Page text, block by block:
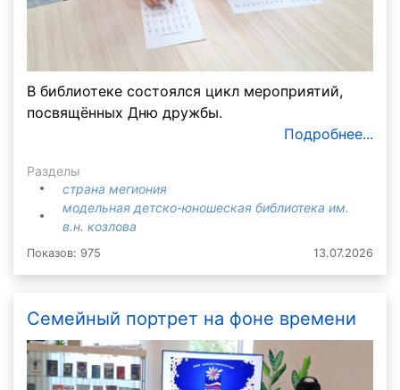
В библиотеке состоялся цикл мероприятий,
посвящённых Дню дружбы.
Подробнее...
Разделы
страна мегиония
модельная детско-юношеская библиотека им.
в.н. козлова
Показов: 975 13.07.2026
Семейный портрет на фоне времени